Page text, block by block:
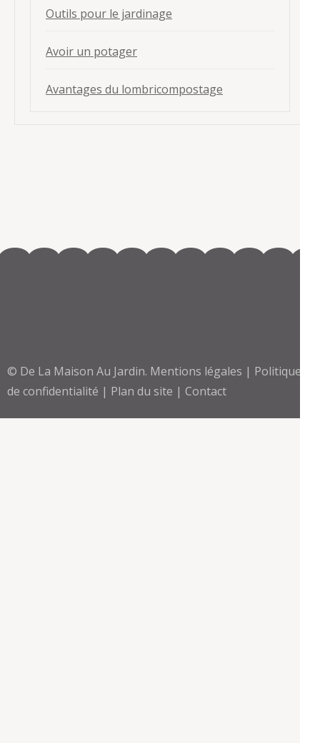
Outils pour le jardinage
Avoir un potager
Avantages du lombricompostage
© De La Maison Au Jardin. Mentions légales | Politique
de confidentialité | Plan du site | Contact